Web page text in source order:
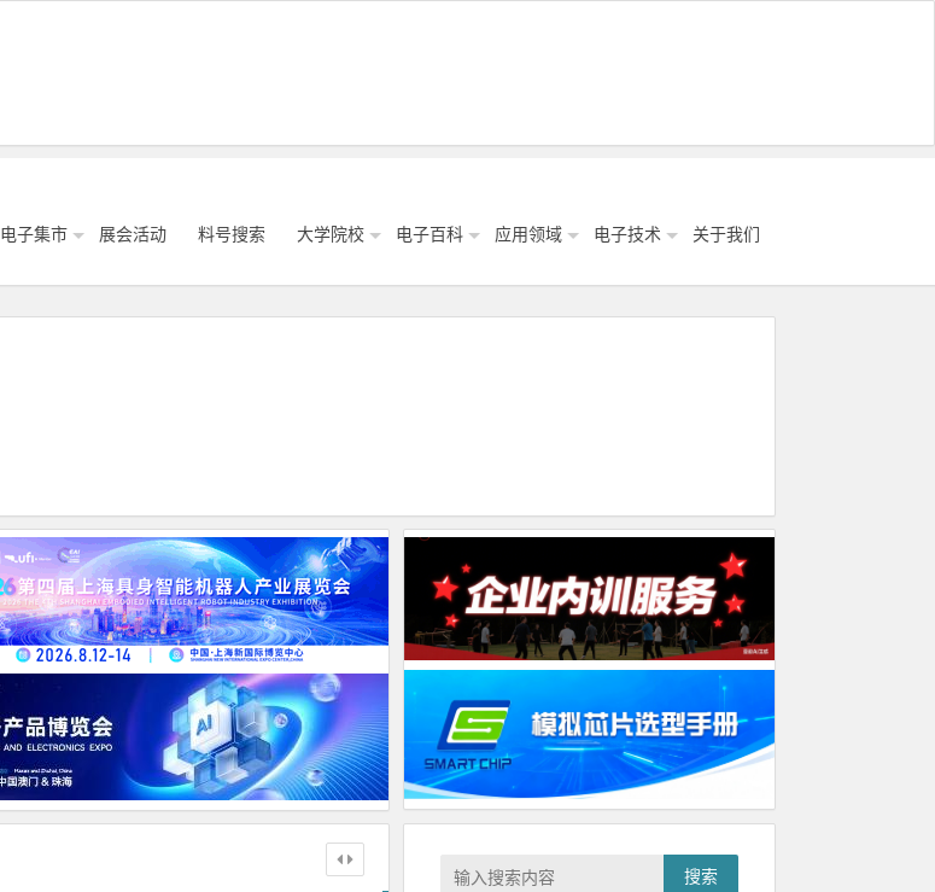
电子集市 展会活动 料号搜索 大学院校 电子百科 应用领域 电子技术 关于我们
搜索